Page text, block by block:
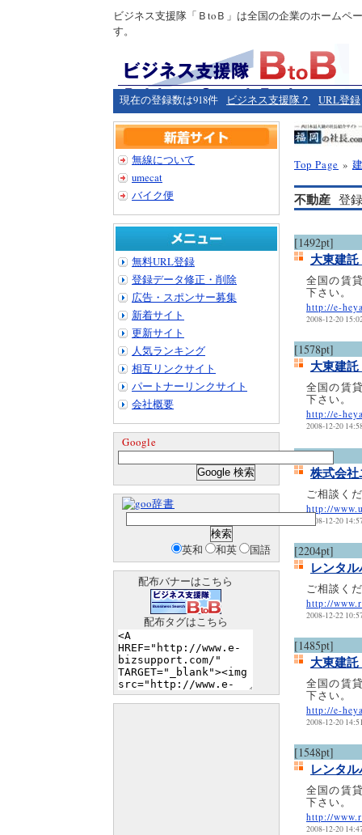
ビジネス支援隊「ＢtoＢ」は全国の企業のホームペ
す。
現在の登録数は918件 ビジネス支援隊？ URL登録
Top Page »
不動産 登
[1492pt]
大東建
全国の賃
下さい。
http://e-
2008-12-20
[1578pt]
大東建
全国の賃
下さい。
http://e-
2008-12-20
[1766pt]
株式会
ご相談く
http://
2008-12-20
[2204pt]
レンタ
ご相談く
http://
2008-12-22
[1485pt]
大東建
全国の賃
下さい。
http://e-
2008-12-20
[1548pt]
レンタ
全国の賃
下さい。
http://
2008-12-20
無線について
umecat
バイク便
無料URL登録
登録データ修正・削除
広告・スポンサー募集
新着サイト
更新サイト
人気ランキング
相互リンクサイト
パートナーリンクサイト
会社概要
Google
辞書
英和 和英 国語
配布バナーはこちら
配布タグはこちら